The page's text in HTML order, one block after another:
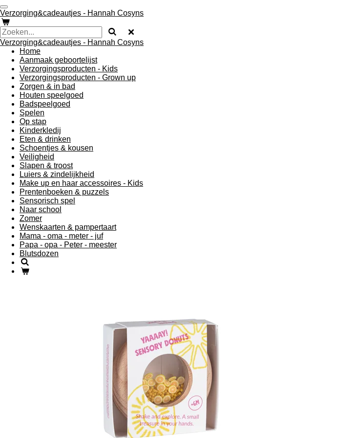
Ga
direct
naar
de
hoofdinhoud
Verzorging&cadeautjes - Hannah Cosyns
Verzorging&cadeautjes - Hannah Cosyns
Home
Aanmaak geboortelijst
Verzorgingsproducten - Kids
Verzorgingsproducten - Grown up
Zorgen & in bad
Houten speelgoed
Badspeelgoed
Spelen
Op stap
Kinderkledij
Eten & drinken
Schoentjes & kousen
Veiligheid
Slapen & troost
Luiers & zindelijkheid
Make up en haar accessoires - Kids
Prentenboeken & puzzels
Sensorisch spel
Naar school
Zomer
Wenskaarten & pampertaart
Mama - oma - meter - juf
Papa - opa - Peter - meester
Blutsdozen